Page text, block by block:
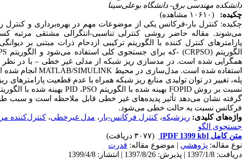
دانشکده مهندسی برق- دانشگاه بو‌علی‌سینا
چکیده:
(۱۰۶۱۰ مشاهده)
چکیده: کنترل بار-فرکانس یکی از موضوعات مهم در بهره‌برداری و
می‌شوند. مقاله حاضر روشی کنترلی تناسبی-انتگرالی مشتقی مرتبه
پارامترهای کنترل کننده با الگوریتم ترکیبی ازدحام ذرات مبتنی بر
الگوریتم (CRPSO) -که برای جستجوی کلی استفاده می‌شود و الگوریتم
همگرایی شده است. در مد‌سازی ریز شبکه از مدلی غیر خطی – با در نظر
استفاده شده است. مدل‌سازی در محیط MATLAB/SIMULINKانجام شده
پله، تغییر در توان تولیدی منابع ریز شبکه همراه با عدم قطعیت
نسبت بر روش FOPID بهینه شده با الگوریتم PSO، PID بهینه شده با
گرفته نشان می‌دهد تأثیر پدیده‌های غیر خطی قابل ملاحظه است و
فرکانس نسبت به حالت خطی می‌شود.
واژه‌های کلیدی: ریزشبکه، کنترل فرکانس-بار ، مدل غیرخطی، کنترل‌کننده
جستجوی الگو
متن کامل [PDF 1399 kb]
(۳۰۷۷ دریافت)
نوع مقاله: پژوهشي | موضوع مقاله: قدرت
دریافت: 1397/1/8 | پذیرش: 1397/8/26 | انتشار: 1399/4/8